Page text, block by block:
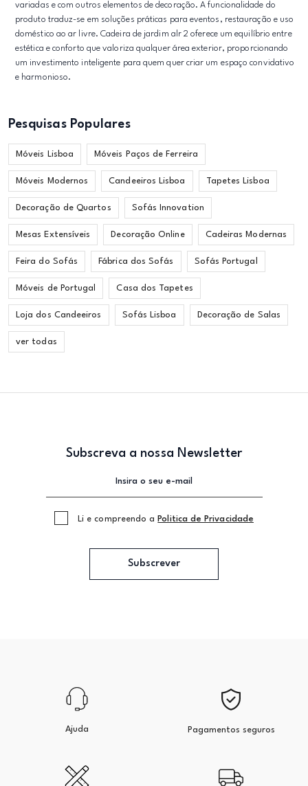
variadas e com outros elementos de decoração. A funcionalidade do
produto traduz-se em soluções práticas para eventos, restauração e uso
doméstico ao ar livre. Cadeira de jardim alr 2 oferece um equilíbrio entre
estética e conforto que valoriza qualquer área exterior, proporcionando
um investimento inteligente para quem quer criar um espaço convidativo
e harmonioso.
Pesquisas Populares
Móveis Lisboa Móveis Paços de Ferreira
Móveis Modernos Candeeiros Lisboa Tapetes Lisboa
Decoração de Quartos Sofás Innovation
Mesas Extensíveis Decoração Online Cadeiras Modernas
Feira do Sofás Fábrica dos Sofás Sofás Portugal
Móveis de Portugal Casa dos Tapetes
Loja dos Candeeiros Sofás Lisboa Decoração de Salas
ver todas
Subscreva a nossa Newsletter
Li e compreendo a Politica de Privacidade
Subscrever
Ajuda Pagamentos seguros